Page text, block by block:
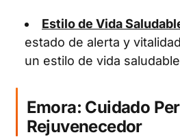
Estilo de Vida
estado de alerta y
un estilo de vida
Emora: Cuidado
Rejuvenecedor